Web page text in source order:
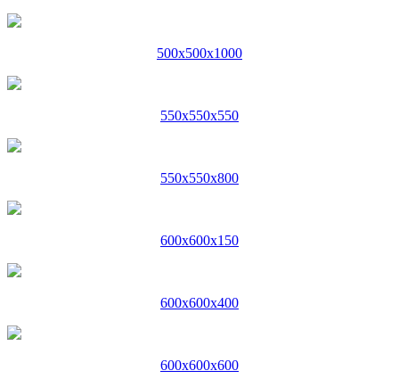
500x500x1000
550x550x550
550x550x800
600x600x150
600x600x400
600x600x600